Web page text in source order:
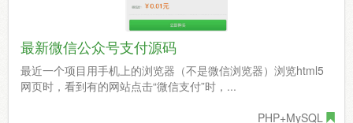
最新微信公众号支付源码
最近一个项目用手机上的浏览器（不是微信浏览器）浏览html5
网页时，看到有的网站点击“微信支付”时，...
PHP+MySQL